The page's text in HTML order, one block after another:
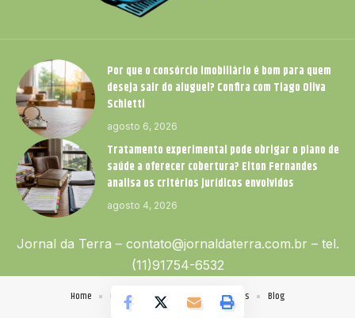
Por que o consórcio imobiliário é bom para quem
deseja sair do aluguel? Confira com Tiago Oliva
Schietti
agosto 6, 2026
Tratamento experimental pode obrigar o plano de
saúde a oferecer cobertura? Elton Fernandes
analisa os critérios jurídicos envolvidos
agosto 4, 2026
Jornal da Terra – contato@jornaldaterra.com.br – tel.
(11)91754-6532
Home Quem Faz Contato Sobre Nós Blog